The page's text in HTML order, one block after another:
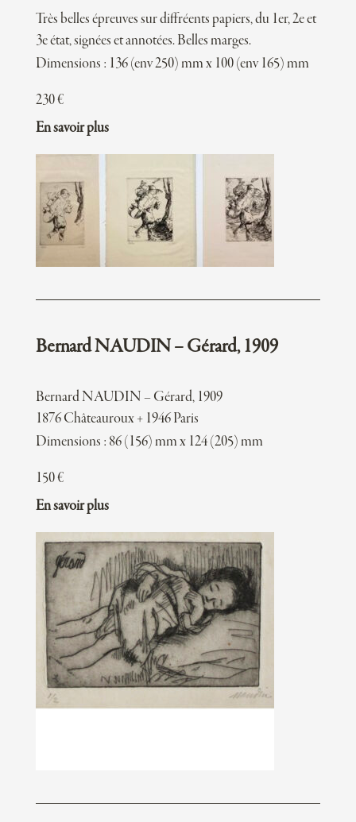
Très belles épreuves sur diffréents papiers, du 1er, 2e et
3e état, signées et annotées. Belles marges.
Dimensions : 136 (env 250) mm x 100 (env 165) mm
230€
En savoir plus
Bernard NAUDIN – Gérard, 1909
Bernard NAUDIN – Gérard, 1909
1876 Châteauroux + 1946 Paris
Dimensions : 86 (156) mm x 124 (205) mm
150€
En savoir plus